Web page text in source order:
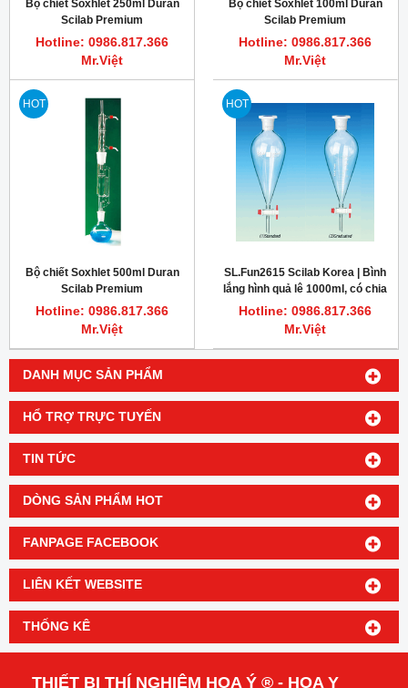
DANH MỤC SẢN PHẨM
HỔ TRỢ TRỰC TUYẾN
TIN TỨC
DÒNG SẢN PHẨM HOT
FANPAGE FACEBOOK
LIÊN KẾT WEBSITE
THỐNG KÊ
Bộ chiết Soxhlet 250ml Duran
Scilab Premium
Hotline: 0986.817.366
Mr.Việt
Bộ chiết Soxhlet 100ml Duran
Scilab Premium
Hotline: 0986.817.366
Mr.Việt
HOT
Bộ chiết Soxhlet 500ml Duran
Scilab Premium
Hotline: 0986.817.366
Mr.Việt
HOT
SL.Fun2615 Scilab Korea | Bình
lắng hình quả lê 1000ml, có chia
vạch 50ml
Hotline: 0986.817.366
Mr.Việt
THIẾT BỊ THÍ NGHIỆM HOA Ý ® - HOA Y